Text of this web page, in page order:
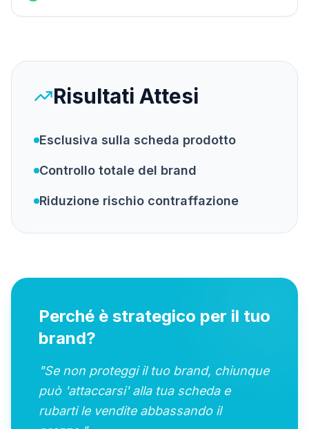
Risultati Attesi
Esclusiva sulla scheda prodotto
Controllo totale del brand
Riduzione rischio contraffazione
Perché è strategico per il tuo
brand?
"Se non proteggi il tuo brand, chiunque
può 'attaccarsi' alla tua scheda e
rubarti le vendite abbassando il